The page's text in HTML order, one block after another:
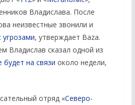
Владислава. После
неизвестные звонили и
угрозами, утверждает Baza.
Владислав сказал одной из
будет на связи около недели,
отряд «Северо-